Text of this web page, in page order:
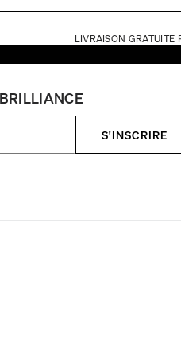
LIVRAISON GRATUITE
S'INSCRIRE